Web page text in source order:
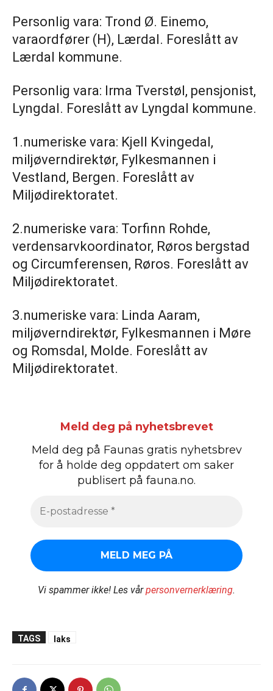
Personlig vara: Trond Ø. Einemo,
varaordfører (H), Lærdal. Foreslått av
Lærdal kommune.
Personlig vara: Irma Tverstøl, pensjonist,
Lyngdal. Foreslått av Lyngdal kommune.
1.numeriske vara: Kjell Kvingedal,
miljøverndirektør, Fylkesmannen i
Vestland, Bergen. Foreslått av
Miljødirektoratet.
2.numeriske vara: Torfinn Rohde,
verdensarvkoordinator, Røros bergstad
og Circumferensen, Røros. Foreslått av
Miljødirektoratet.
3.numeriske vara: Linda Aaram,
miljøverndirektør, Fylkesmannen i Møre
og Romsdal, Molde. Foreslått av
Miljødirektoratet.
Meld deg på nyhetsbrevet
Meld deg på Faunas gratis nyhetsbrev
for å holde deg oppdatert om saker
publisert på fauna.no.
Vi spammer ikke! Les vårpersonvernerklæring.
TAGS laks